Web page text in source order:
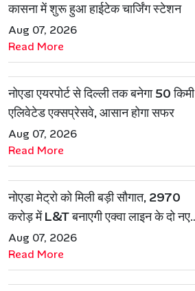
कासना में शुरू हुआ हाईटेक चार्जिंग स्टेशन
Aug 07, 2026
Read More
नोएडा एयरपोर्ट से दिल्ली तक बनेगा 50 किमी
एलिवेटेड एक्सप्रेसवे, आसान होगा सफर
Aug 07, 2026
Read More
नोएडा मेट्रो को मिली बड़ी सौगात, 2970
करोड़ में L&T बनाएगी एक्वा लाइन के दो नए
रूट
Aug 07, 2026
Read More